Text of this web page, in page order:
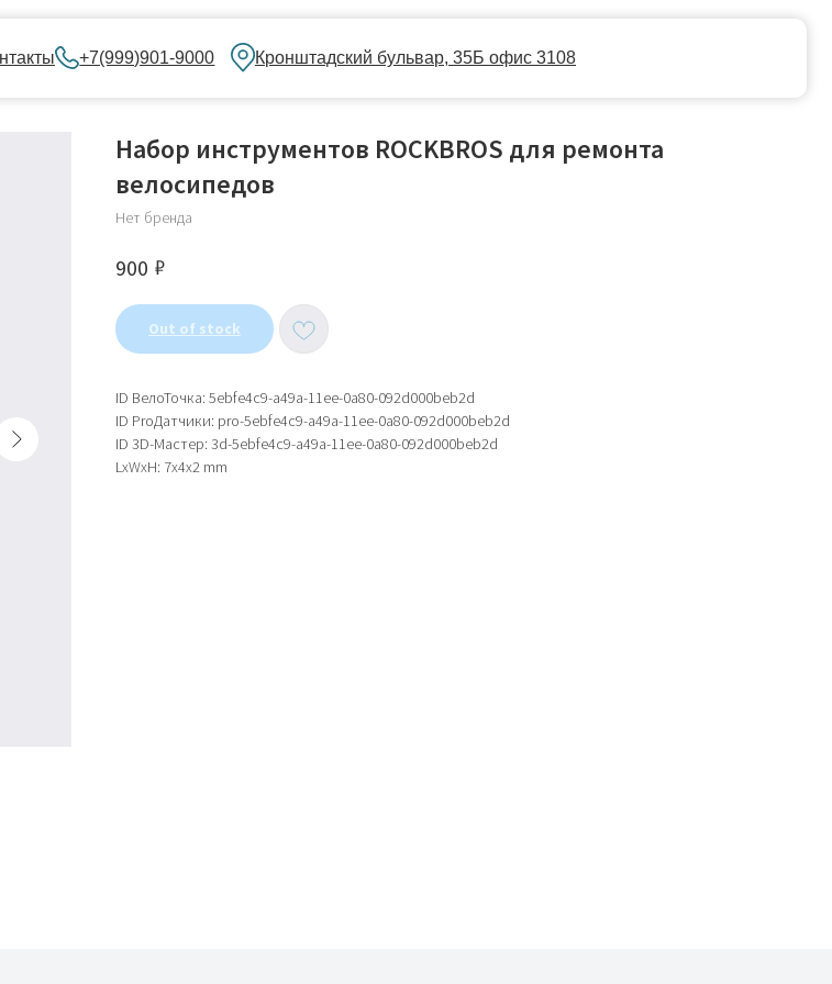
+7(999)901-9000 Кронштадский бульвар, 35Б офис 3108
Набор инструментов ROCKBROS для ремонта
велосипедов
Нет бренда
900 ₽
Out of stock
ID ВелоТочка: 5ebfe4c9-a49a-11ee-0a80-092d000beb2d
ID ProДатчики: pro-5ebfe4c9-a49a-11ee-0a80-092d000beb2d
ID 3D-Мастер: 3d-5ebfe4c9-a49a-11ee-0a80-092d000beb2d
LxWxH: 7x4x2 mm